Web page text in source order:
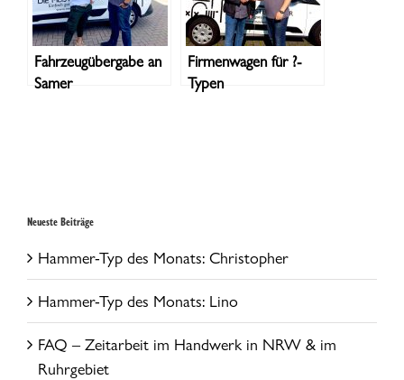
Fahrzeugübergabe an
Samer
Firmenwagen für ?-
Typen
Neueste Beiträge
Hammer-Typ des Monats: Christopher
Hammer-Typ des Monats: Lino
FAQ – Zeitarbeit im Handwerk in NRW & im
Ruhrgebiet